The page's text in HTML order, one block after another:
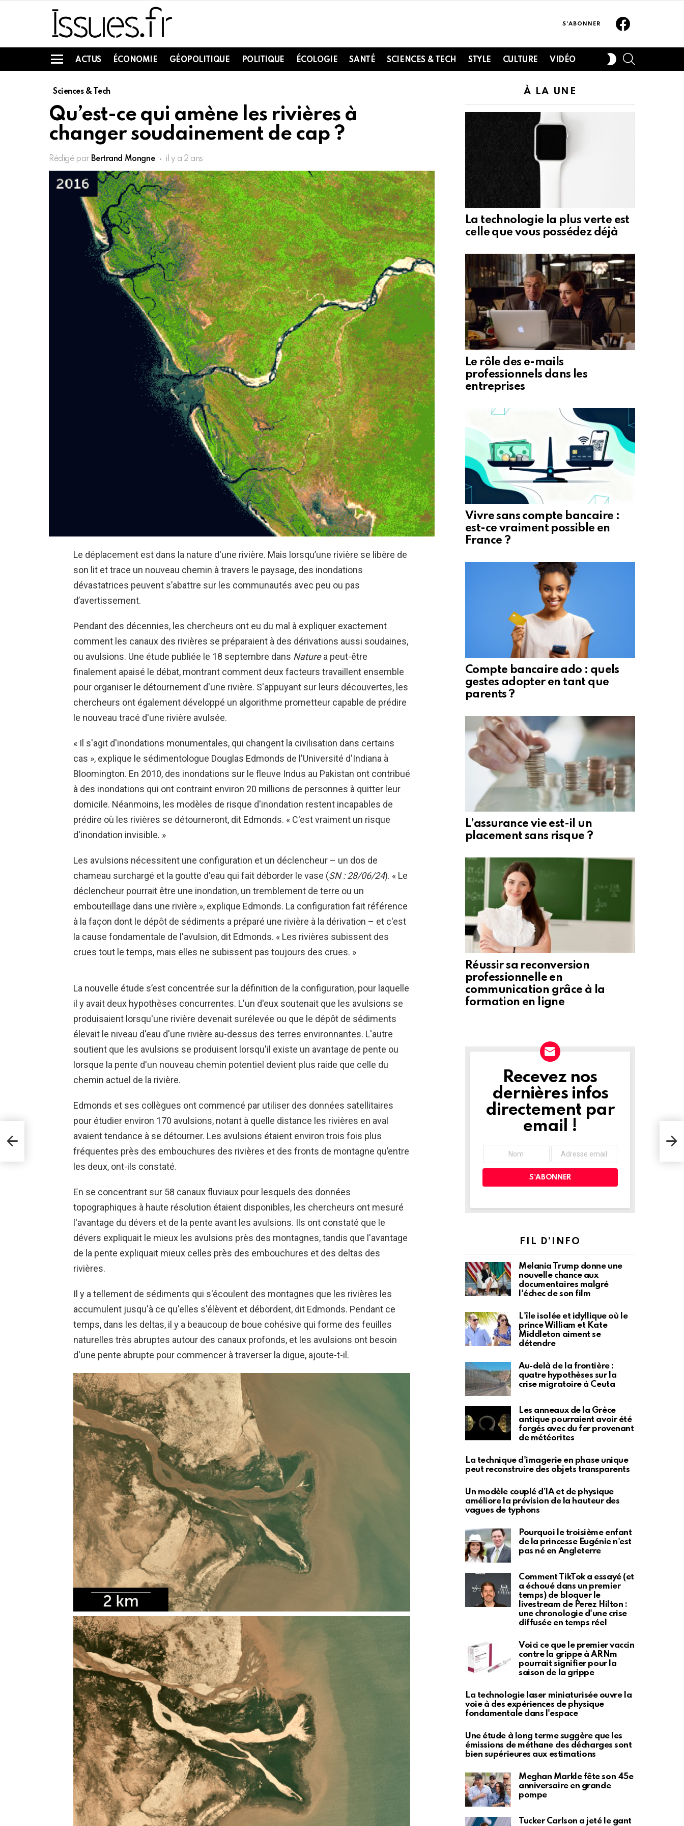
S'ABONNER
Menu
ACTUS ÉCONOMIE GÉOPOLITIQUE POLITIQUE ÉCOLOGIE SANTÉ SCIENCES & TECH STYLE CULTURE VIDÉO
SWITCH
SKIN
Sciences & Tech
Qu’est-ce qui amène les rivières à
changer soudainement de cap ?
Rédigé par Bertrand Mongne il y a 2 ans
Le déplacement est dans la nature d'une rivière. Mais lorsqu’une rivière se libère de
son lit et trace un nouveau chemin à travers le paysage, des inondations
dévastatrices peuvent s’abattre sur les communautés avec peu ou pas
d’avertissement.
Pendant des décennies, les chercheurs ont eu du mal à expliquer exactement
comment les canaux des rivières se préparaient à des dérivations aussi soudaines,
ou avulsions. Une étude publiée le 18 septembre dans Naturea peut-être
finalement apaisé le débat, montrant comment deux facteurs travaillent ensemble
pour organiser le détournement d'une rivière. S'appuyant sur leurs découvertes, les
chercheurs ont également développé un algorithme prometteur capable de prédire
le nouveau tracé d'une rivière avulsée.
« Il s'agit d'inondations monumentales, qui changent la civilisation dans certains
cas », explique le sédimentologue Douglas Edmonds de l'Université d'Indiana à
Bloomington. En 2010, des inondations sur le fleuve Indus au Pakistan ont contribué
à des inondations qui ont contraint environ 20 millions de personnes à quitter leur
domicile. Néanmoins, les modèles de risque d'inondation restent incapables de
prédire où les rivières se détourneront, dit Edmonds. « C'est vraiment un risque
d'inondation invisible. »
Les avulsions nécessitent une configuration et un déclencheur – un dos de
chameau surchargé et la goutte d'eau qui fait déborder le vase (SN : 28/06/24). « Le
déclencheur pourrait être une inondation, un tremblement de terre ou un
embouteillage dans une rivière », explique Edmonds. La configuration fait référence
à la façon dont le dépôt de sédiments a préparé une rivière à la dérivation – et c'est
la cause fondamentale de l'avulsion, dit Edmonds. « Les rivières subissent des
crues tout le temps, mais elles ne subissent pas toujours des crues. »
La nouvelle étude s’est concentrée sur la définition de la configuration, pour laquelle
il y avait deux hypothèses concurrentes. L'un d'eux soutenait que les avulsions se
produisaient lorsqu'une rivière devenait surélevée ou que le dépôt de sédiments
élevait le niveau d'eau d'une rivière au-dessus des terres environnantes. L'autre
soutient que les avulsions se produisent lorsqu'il existe un avantage de pente ou
lorsque la pente d'un nouveau chemin potentiel devient plus raide que celle du
chemin actuel de la rivière.
Edmonds et ses collègues ont commencé par utiliser des données satellitaires
pour étudier environ 170 avulsions, notant à quelle distance les rivières en aval
avaient tendance à se détourner. Les avulsions étaient environ trois fois plus
fréquentes près des embouchures des rivières et des fronts de montagne qu’entre
les deux, ont-ils constaté.
En se concentrant sur 58 canaux fluviaux pour lesquels des données
topographiques à haute résolution étaient disponibles, les chercheurs ont mesuré
l'avantage du dévers et de la pente avant les avulsions. Ils ont constaté que le
dévers expliquait le mieux les avulsions près des montagnes, tandis que l'avantage
de la pente expliquait mieux celles près des embouchures et des deltas des
rivières.
Il y a tellement de sédiments qui s'écoulent des montagnes que les rivières les
accumulent jusqu'à ce qu'elles s'élèvent et débordent, dit Edmonds. Pendant ce
temps, dans les deltas, il y a beaucoup de boue cohésive qui forme des feuilles
naturelles très abruptes autour des canaux profonds, et les avulsions ont besoin
d'une pente abrupte pour commencer à traverser la digue, ajoute-t-il.
la
À LA UNE
La technologie la plus verte est
celle que vous possédez déjà
Le rôle des e-mails
professionnels dans les
entreprises
Vivre sans compte bancaire :
est-ce vraiment possible en
France ?
Compte bancaire ado : quels
gestes adopter en tant que
parents ?
L’assurance vie est-il un
placement sans risque ?
Réussir sa reconversion
professionnelle en
communication grâce à la
formation en ligne
NEWSLETTER
Recevez nos
dernières infos
directement par
email !
FIL D’INFO
Melania Trump donne une
nouvelle chance aux
documentaires malgré
l'échec de son film
L'île isolée et idyllique où le
prince William et Kate
Middleton aiment se
détendre
Au-delà de la frontière :
quatre hypothèses sur la
crise migratoire à Ceuta
Les anneaux de la Grèce
antique pourraient avoir été
forgés avec du fer provenant
de météorites
La technique d'imagerie en phase unique
peut reconstruire des objets transparents
Un modèle couplé d’IA et de physique
améliore la prévision de la hauteur des
vagues de typhons
Pourquoi le troisième enfant
de la princesse Eugénie n'est
pas né en Angleterre
Comment TikTok a essayé (et
a échoué dans un premier
temps) de bloquer le
livestream de Perez Hilton :
une chronologie d'une crise
diffusée en temps réel
Voici ce que le premier vaccin
contre la grippe à ARNm
pourrait signifier pour la
saison de la grippe
La technologie laser miniaturisée ouvre la
voie à des expériences de physique
fondamentale dans l'espace
Une étude à long terme suggère que les
émissions de méthane des décharges sont
bien supérieures aux estimations
Meghan Markle fête son 45e
anniversaire en grande
pompe
Tucker Carlson a jeté le gant